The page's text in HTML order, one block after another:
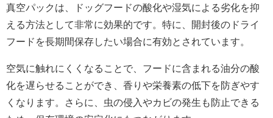
真空パックは、ドッグフードの酸化や湿気による劣化を抑
える方法として非常に効果的です。特に、開封後のドライ
フードを長期間保存したい場合に有効とされています。
空気に触れにくくなることで、フードに含まれる油分の酸
化を遅らせることができ、香りや栄養素の低下を防ぎやす
くなります。さらに、虫の侵入やカビの発生も防止できる